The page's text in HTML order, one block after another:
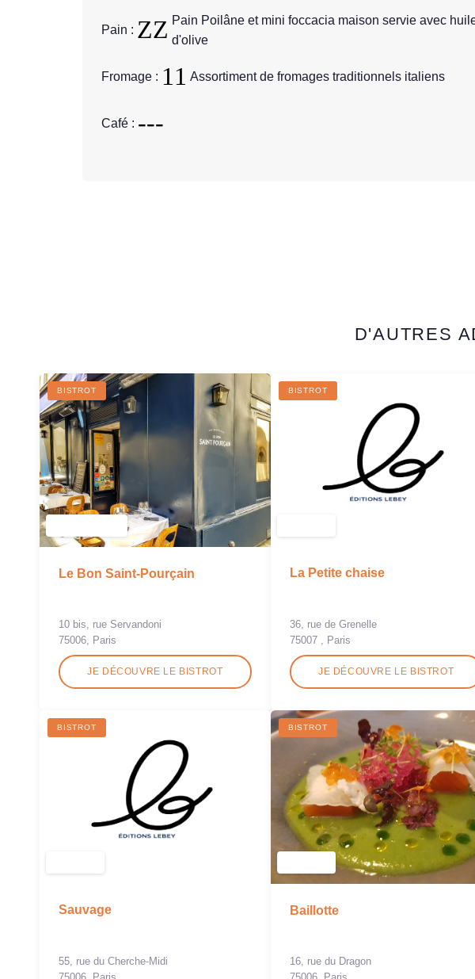
Pain :
Pain Poilâne et mini foccacia maison servie avec
d'olive
Fromage : Assortiment de fromages traditionnels italiens
Café :
D'AUTRES
BISTROT
Le Bon Saint-Pourçain
10 bis, rue Servandoni
75006, Paris
JE DÉCOUVRE LE BISTROT
BISTROT
La Petite chaise
36, rue de Grenelle
75007 , Paris
JE DÉCOUVRE LE BISTROT
BISTROT
Sauvage
55, rue du Cherche-Midi
BISTROT
Baillotte
16, rue du Dragon